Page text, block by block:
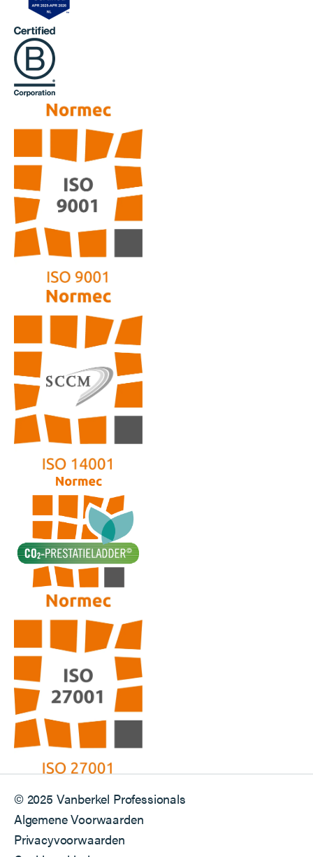
© 2025 Vanberkel Professionals
Algemene Voorwaarden
Privacyvoorwaarden